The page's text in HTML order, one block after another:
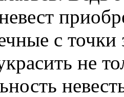
с точки
не